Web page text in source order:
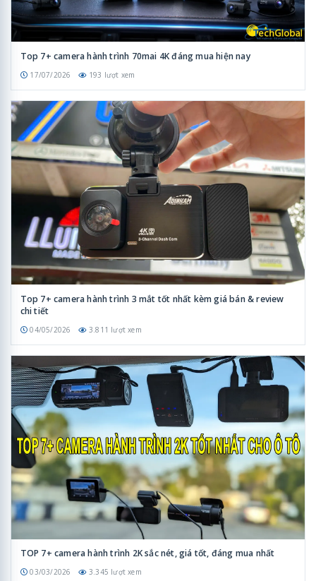
Top 7+ camera hành trình 70mai 4K đáng mua hiện nay
17/07/2026 193 lượt xem
Top 7+ camera hành trình 3 mắt tốt nhất kèm giá bán & review
chi tiết
04/05/2026 3.811 lượt xem
TOP 7+ camera hành trình 2K sắc nét, giá tốt, đáng mua nhất
03/03/2026 3.345 lượt xem